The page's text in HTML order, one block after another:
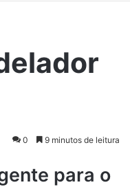
0 9 minutos de leitura
para o